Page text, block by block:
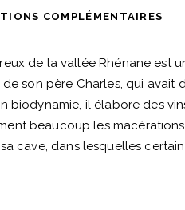
COMPLÉMENTAIRES
de la vallée Rhénane est
son père Charles, qui avait
biodynamie, il élabore des
beaucoup les
cave, dans lesquelles